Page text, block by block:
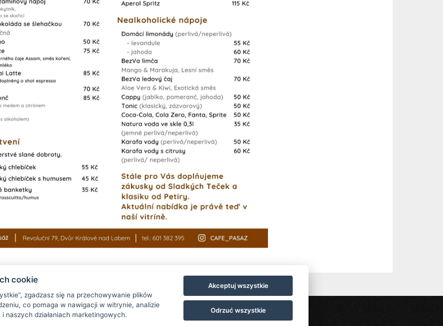
nad Labem penzion@nanamesti.cz
cookie
zgadzasz się na przechowywanie plików
co pomaga w nawigacji w witrynie, analizie
naszych działaniach marketingowych.
Akceptuj wszystkie
Odrzuć wszystkie